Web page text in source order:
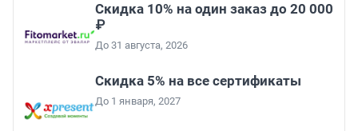
Скидка 10% на один заказ до 20 000
₽
До 31 августа, 2026
Скидка 5% на все сертификаты
До 1 января, 2027